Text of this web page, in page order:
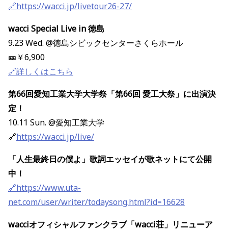
🔗https://wacci.jp/livetour26-27/
wacci Special Live in 徳島
9.23 Wed. @徳島シビックセンターさくらホール
🎫 ￥6,900
🔗詳しくはこちら
第66回愛知工業大学大学祭「第66回 愛工大祭」に出演決
定！
10.11 Sun. @愛知工業大学
🔗https://wacci.jp/live/
「人生最終日の僕よ」歌詞エッセイが歌ネットにて公開
中！
🔗https://www.uta-
net.com/user/writer/todaysong.html?id=16628
wacciオフィシャルファンクラブ「wacci荘」リニューア